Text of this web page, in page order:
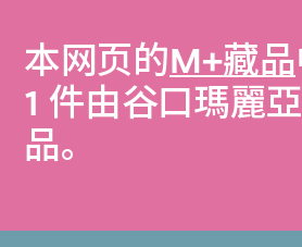
本网页的M+藏品
1 件由谷口瑪麗
品。